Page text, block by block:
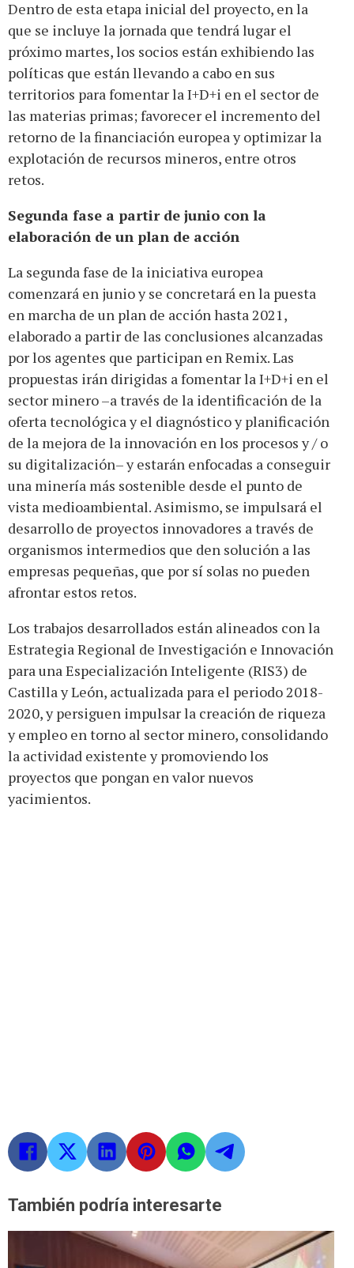
Dentro de esta etapa inicial del proyecto, en la
que se incluye la jornada que tendrá lugar el
próximo martes, los socios están exhibiendo las
políticas que están llevando a cabo en sus
territorios para fomentar la I+D+i en el sector de
las materias primas; favorecer el incremento del
retorno de la financiación europea y optimizar la
explotación de recursos mineros, entre otros
retos.
Segunda fase a partir de junio con la
elaboración de un plan de acción
La segunda fase de la iniciativa europea
comenzará en junio y se concretará en la puesta
en marcha de un plan de acción hasta 2021,
elaborado a partir de las conclusiones alcanzadas
por los agentes que participan en Remix. Las
propuestas irán dirigidas a fomentar la I+D+i en el
sector minero –a través de la identificación de la
oferta tecnológica y el diagnóstico y planificación
de la mejora de la innovación en los procesos y / o
su digitalización– y estarán enfocadas a conseguir
una minería más sostenible desde el punto de
vista medioambiental. Asimismo, se impulsará el
desarrollo de proyectos innovadores a través de
organismos intermedios que den solución a las
empresas pequeñas, que por sí solas no pueden
afrontar estos retos.
Los trabajos desarrollados están alineados con la
Estrategia Regional de Investigación e Innovación
para una Especialización Inteligente (RIS3) de
Castilla y León, actualizada para el periodo 2018-
2020, y persiguen impulsar la creación de riqueza
y empleo en torno al sector minero, consolidando
la actividad existente y promoviendo los
proyectos que pongan en valor nuevos
yacimientos.
También podría interesarte